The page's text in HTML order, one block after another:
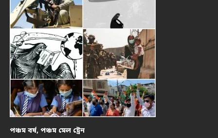
পঞ্চম বর্ষ, পঞ্চম মেল ট্রেন